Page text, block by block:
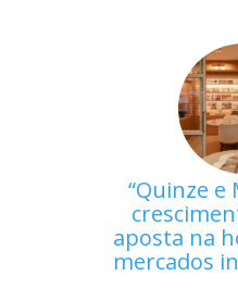
Quinze e
aposta na
mercados